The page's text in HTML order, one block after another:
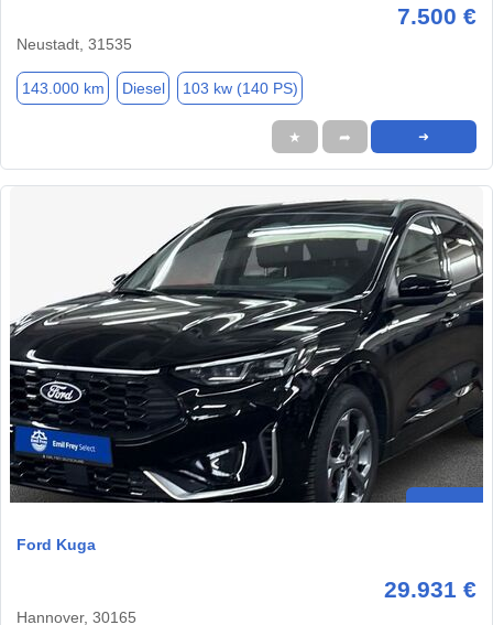
7.500 €
Neustadt, 31535
143.000 km Diesel 103 kw (140 PS)
★ ➦ ➜
Ford Kuga
29.931 €
Hannover, 30165